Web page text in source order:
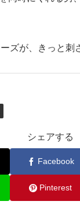
ズが、きっと刺
シェアする
Facebook
Pinterest